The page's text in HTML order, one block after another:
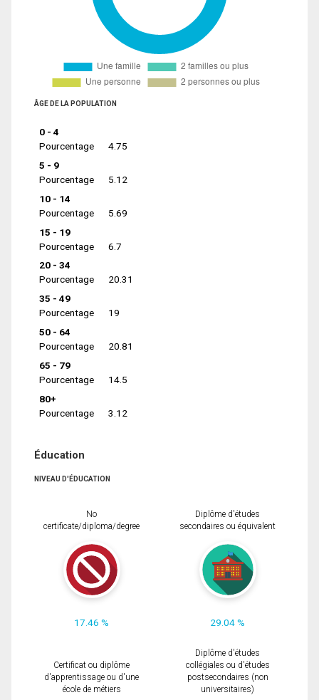
ÂGE DE LA POPULATION
0 - 4
Pourcentage
4.75
5 - 9
Pourcentage
5.12
10 - 14
Pourcentage
5.69
15 - 19
Pourcentage
6.7
20 - 34
Pourcentage
20.31
35 - 49
Pourcentage
19
50 - 64
Pourcentage
20.81
65 - 79
Pourcentage
14.5
80+
Pourcentage
3.12
Éducation
NIVEAU D'ÉDUCATION
No
certificate/diploma/degree
17.46 %
Diplôme d'études
secondaires ou équivalent
29.04 %
Certificat ou diplôme
d'apprentissage ou d'une
école de métiers
Diplôme d'études
collégiales ou d'études
postsecondaires (non
universitaires)